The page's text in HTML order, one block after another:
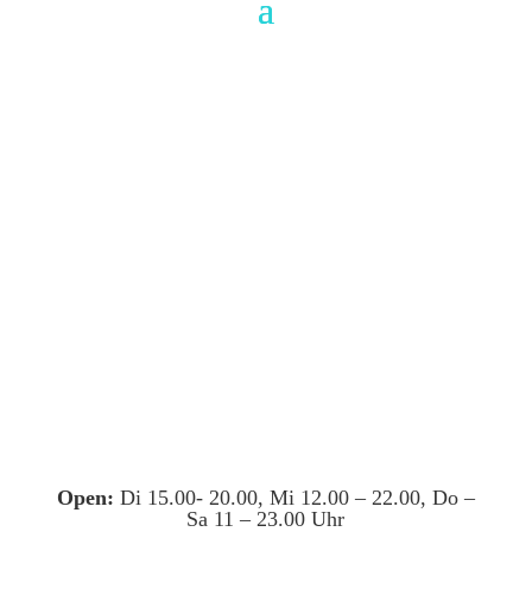
Open: Di 15.00- 20.00, Mi 12.00 – 22.00, Do –
Sa 11 – 23.00 Uhr